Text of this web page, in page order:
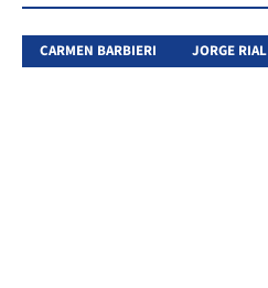
CARMEN BARBIERI JORGE RIAL